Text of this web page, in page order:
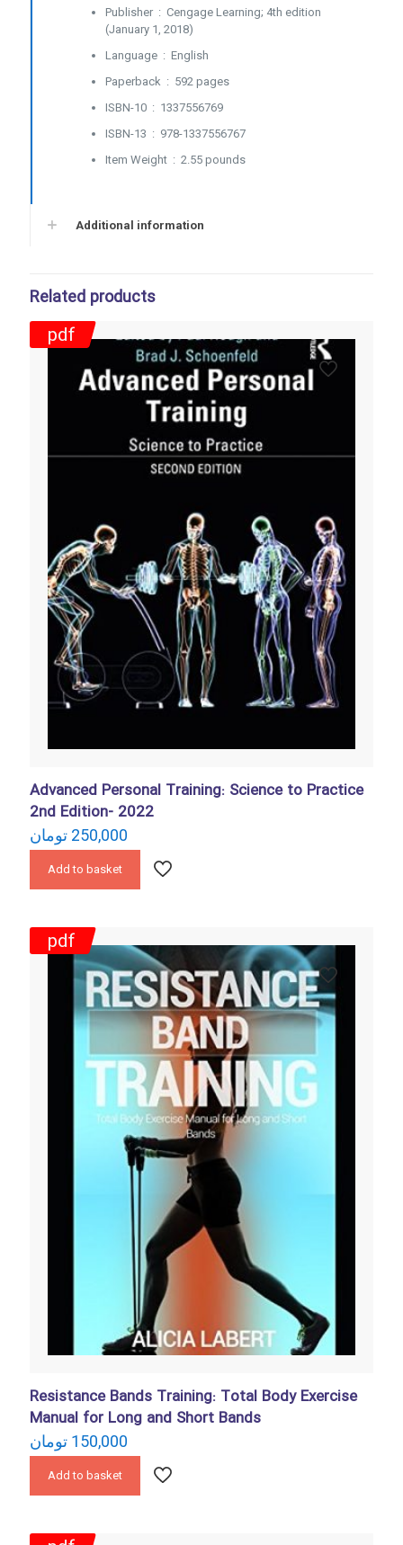
Publisher ‏ : ‎Cengage Learning; 4th edition
(January 1, 2018)
Language ‏ : ‎English
Paperback ‏ : ‎ 592 pages
ISBN-10 ‏ : ‎ 1337556769
ISBN-13 ‏ : ‎ 978-1337556767
Item Weight ‏ : ‎2.55 pounds
Additional information
Related products
Advanced Personal Training: Science to Practice
2nd Edition- 2022
250,000 تومان
Add to basket
pdf
Resistance Bands Training: Total Body Exercise
Manual for Long and Short Bands
150,000 تومان
Add to basket
pdf